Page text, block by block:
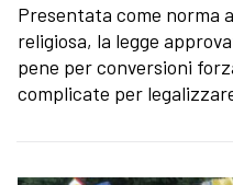
Presentata come norma
religiosa, la legge
pene per conversioni
complicate per